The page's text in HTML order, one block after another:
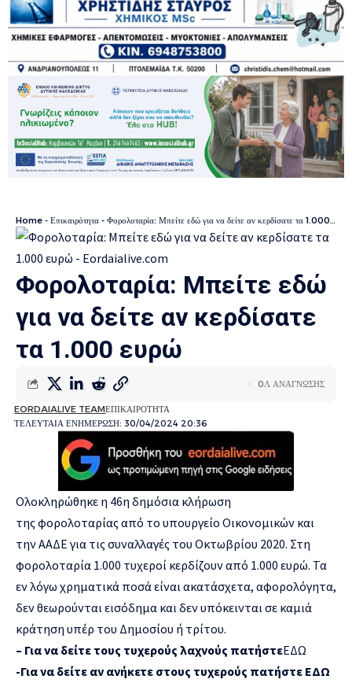
Home - Επικαιρότητα - Φορολοταρία: Μπείτε εδώ για να δείτε αν κερδίσατε τα 1.000 ευρώ
Φορολοταρία: Μπείτε εδώ
για να δείτε αν κερδίσατε
τα 1.000 ευρώ
ΤΕΛΕΥΤΑΙΑ ΕΝΗΜΕΡΩΣΗ: 30/04/2024 20:36
EORDAIALIVE TEAMΕΠΙΚΑΙΡΟΤΗΤΑ
0Λ ΑΝΑΓΝΩΣΗΣ
Ολοκληρώθηκε η 46η δημόσια κλήρωση
τηςφορολοταρίαςαπό το υπουργείο Οικονομικών και
την ΑΑΔΕ για τις συναλλαγές του Οκτωβρίου 2020. Στη
φορολοταρία 1.000 τυχεροί κερδίζουν από 1.000 ευρώ. Τα
εν λόγω χρηματικά ποσά είναι ακατάσχετα, αφορολόγητα,
δεν θεωρούνται εισόδημα και δεν υπόκεινται σε καμιά
κράτηση υπέρ του Δημοσίου ή τρίτου.
– Για να δείτε τους τυχερούς λαχνούς πατήστεΕΔΩ
-Για να δείτε αν ανήκετε στους τυχερούς πατήστε ΕΔΩ